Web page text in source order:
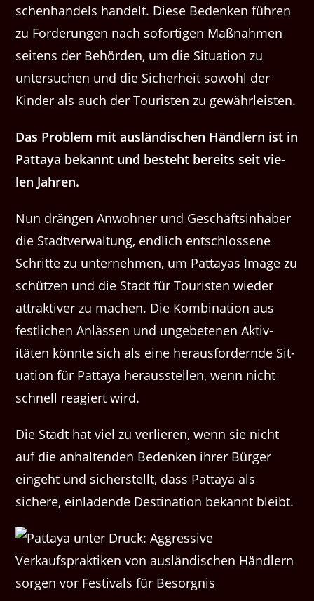
schen­han­dels han­delt. Diese Bedenken führen
zu Forderun­gen nach sofor­ti­gen Maß­nah­men
seit­ens der Behör­den, um die Sit­u­a­tion zu
unter­suchen und die Sicher­heit sowohl der
Kinder als auch der Touris­ten zu gewährleisten.
Das Prob­lem mit aus­ländis­chen Händlern ist in
Pat­taya bekan­nt und beste­ht bere­its seit vie­
len Jahren.
Nun drän­gen Anwohn­er und Geschäftsin­hab­er
die Stadtver­wal­tung, endlich entschlossene
Schritte zu unternehmen, um Pat­tayas Image zu
schützen und die Stadt für Touris­ten wieder
attrak­tiv­er zu machen. Die Kom­bi­na­tion aus
fes­tlichen Anlässen und unge­bete­nen Aktiv­
itäten kön­nte sich als eine her­aus­fordernde Sit­
u­a­tion für Pat­taya her­ausstellen, wenn nicht
schnell reagiert wird.
Die Stadt hat viel zu ver­lieren, wenn sie nicht
auf die anhal­tenden Bedenken ihrer Bürg­er
einge­ht und sich­er­stellt, dass Pat­taya als
sichere, ein­ladende Des­ti­na­tion bekan­nt bleibt.